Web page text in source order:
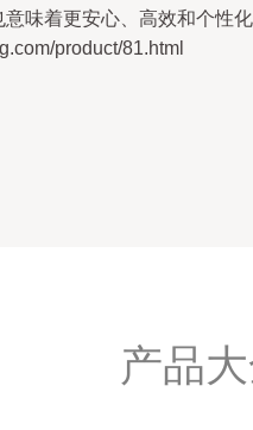
味着更安心、高效和个性
product/81.html
产品